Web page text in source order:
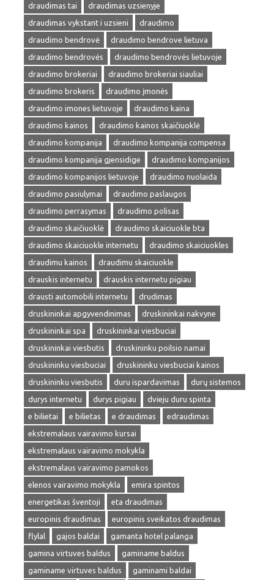
draudimas tai
draudimas uzsienyje
draudimas vykstant i uzsieni
draudimo
draudimo bendrovė
draudimo bendrove lietuva
draudimo bendrovės
draudimo bendrovės lietuvoje
draudimo brokeriai
draudimo brokeriai siauliai
draudimo brokeris
draudimo įmonės
draudimo imones lietuvoje
draudimo kaina
draudimo kainos
draudimo kainos skaičiuoklė
draudimo kompanija
draudimo kompanija compensa
draudimo kompanija gjensidige
draudimo kompanijos
draudimo kompanijos lietuvoje
draudimo nuolaida
draudimo pasiulymai
draudimo paslaugos
draudimo perrasymas
draudimo polisas
draudimo skaičiuoklė
draudimo skaiciuokle bta
draudimo skaiciuokle internetu
draudimo skaiciuokles
draudimu kainos
draudimu skaiciuokle
drauskis internetu
drauskis internetu pigiau
drausti automobili internetu
drudimas
druskininkai apgyvendinimas
druskininkai nakvyne
druskininkai spa
druskininkai viesbuciai
druskininkai viesbutis
druskininku poilsio namai
druskininku viesbuciai
druskininku viesbuciai kainos
druskininku viesbutis
duru ispardavimas
durų sistemos
durys internetu
durys pigiau
dvieju duru spinta
e bilietai
e bilietas e draudimas
edraudimas
ekstremalaus vairavimo kursai
ekstremalaus vairavimo mokykla
ekstremalaus vairavimo pamokos
elenos vairavimo mokykla
emira spintos
energetikas šventoji
eta draudimas
europinis draudimas
europinis sveikatos draudimas
flylal
gajos baldai
gamanta hotel palanga
gamina virtuves baldus
gaminame baldus
gaminame virtuves baldus
gaminami baldai